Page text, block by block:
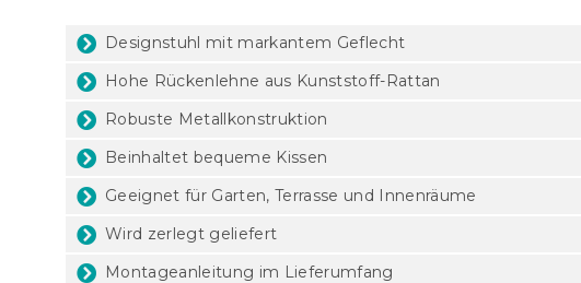
Designstuhl mit markantem Geflecht
Hohe Rückenlehne aus Kunststoff-Rattan
Robuste Metallkonstruktion
Beinhaltet bequeme Kissen
Geeignet für Garten, Terrasse und Innenräume
Wird zerlegt geliefert
Montageanleitung im Lieferumfang